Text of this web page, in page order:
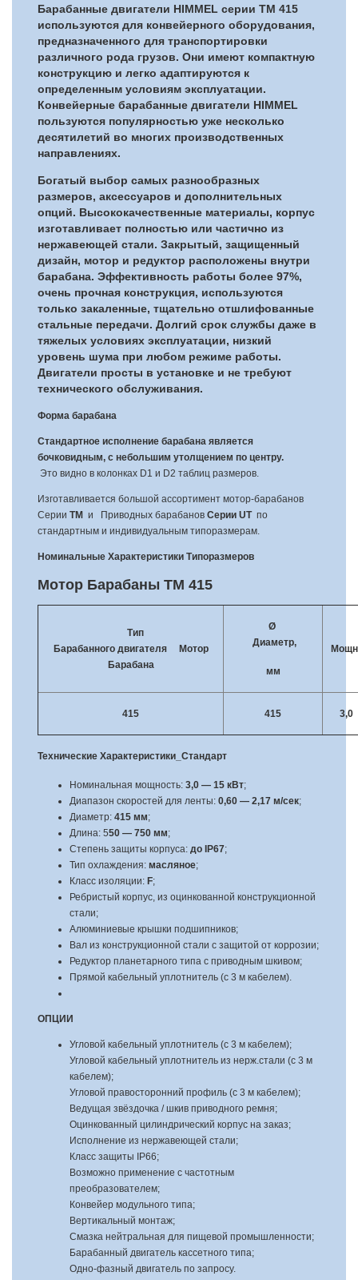
Барабанные двигатели HIMMEL серии TM 415
используются для конвейерного оборудования,
предназначенного для транспортировки
различного рода грузов. Они имеют компактную
конструкцию и легко адаптируются к
определенным условиям эксплуатации.
Конвейерные барабанные двигатели HIMMEL
пользуются популярностью уже несколько
десятилетий во многих производственных
направлениях.
Богатый выбор самых разнообразных
размеров, аксессуаров и дополнительных
опций. Высококачественные материалы, корпус
изготавливает полностью или частично из
нержавеющей стали. Закрытый, защищенный
дизайн, мотор и редуктор расположены внутри
барабана. Эффективность работы более 97%,
очень прочная конструкция, используются
только закаленные, тщательно отшлифованные
стальные передачи. Долгий срок службы даже в
тяжелых условиях эксплуатации, низкий
уровень шума при любом режиме работы.
Двигатели просты в установке и не требуют
технического обслуживания.
Форма барабана
Стандартное исполнение барабана является
бочковидным, с небольшим утолщением по центру.
Это видно в колонках D1 и D2 таблиц размеров.
Изготавливается большой ассортимент мотор-барабанов
Серии TM и Приводных барабанов Серии UTпо
стандартным и индивидуальным типоразмерам.
Номинальные Характеристики Типоразмеров
Мотор Барабаны TM 415
Тип
Барабанного двигателя Мотор
Барабана
Ø
Диаметр,
мм
415 415 3,0
Технические Характеристики_ Cтандарт
Номинальная мощность: 3,0 — 15 кВт;
Диапазон скоростей для ленты: 0,60 — 2,17 м/сек;
Диаметр: 415 мм;
Длина: 550 — 750 мм;
Степень защиты корпуса: до IP67;
Тип охлаждения: масляное;
Класс изоляции: F;
Ребристый корпус, из оцинкованной конструкционной
стали;
Алюминиевые крышки подшипников;
Вал из конструкционной стали с защитой от коррозии;
Редуктор планетарного типа с приводным шкивом;
Прямой кабельный уплотнитель (с 3 м кабелем).
ОПЦИИ
Угловой кабельный уплотнитель (с 3 м кабелем);
Угловой кабельный уплотнитель из нерж.стали (с 3 м
кабелем);
Угловой правосторонний профиль (с 3 м кабелем);
Ведущая звёздочка / шкив приводного ремня;
Оцинкованный цилиндрический корпус на заказ;
Исполнение из нержавеющей стали;
Класс защиты IP66;
Возможно применение с частотным
преобразователем;
Конвейер модульного типа;
Вертикальный монтаж;
Смазка нейтральная для пищевой промышленности;
Барабанный двигатель кассетного типа;
Одно-фазный двигатель по запросу.